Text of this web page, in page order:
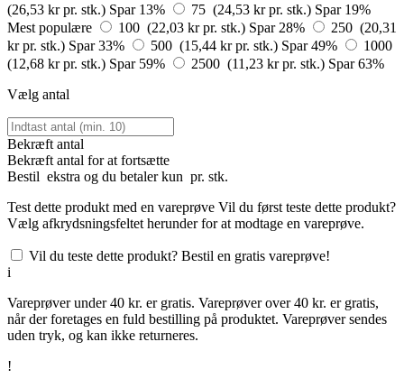
(26,53 kr pr. stk.) Spar 13% 75 (24,53 kr pr. stk.) Spar 19%
Mest populære
100 (22,03 kr pr. stk.) Spar 28%
250 (20,31
kr pr. stk.) Spar 33% 500 (15,44 kr pr. stk.) Spar 49%
1000
(12,68 kr pr. stk.) Spar 59% 2500 (11,23 kr pr. stk.) Spar 63%
Vælg antal
Bekræft antal
Bekræft antal for at fortsætte
Bestil ekstra og du betaler kun pr. stk.
Test dette produkt med en vareprøve Vil du først teste dette produkt?
Vælg afkrydsningsfeltet herunder for at modtage en vareprøve.
Vil du teste dette produkt? Bestil en gratis vareprøve!
i
Vareprøver under 40 kr. er gratis. Vareprøver over 40 kr. er gratis,
når der foretages en fuld bestilling på produktet. Vareprøver sendes
uden tryk, og kan ikke returneres.
!